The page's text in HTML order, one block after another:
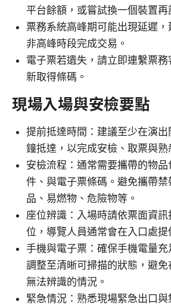
平台餘額，或嘗試換一個裝置再
票務系統高峰期可能出現延遲
非高峰時段完成交易。
電子票若遺失，請立即連繫票
新取得條碼。
現場入場與安檢要點
提前抵達時間：建議至少在演
鐘抵達，以完成安檢、取票與熟
安檢流程：通常需要攜帶的物
件、與電子票條碼。避免攜帶
品、易燃物、危險物等。
座位辨識：入場時請依票面資
位，導覽人員通常會在入口處提
手機與電子票：確保手機電量
調整至清晰可掃描的狀態，避
無法辨識的情況。
緊急情況：熟悉現場緊急出口